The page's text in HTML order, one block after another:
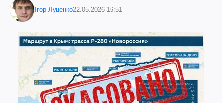
Ігор Луценко22.05.2026 16:51